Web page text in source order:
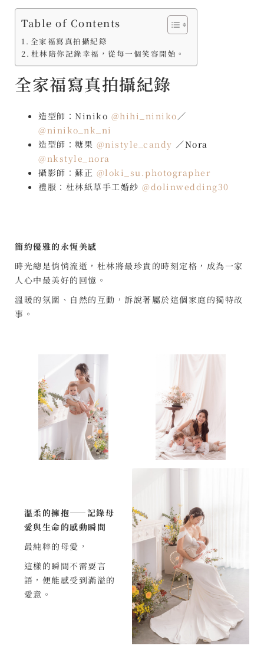
Table of Contents
全家福寫真拍攝紀錄
杜林陪你記錄幸福，從每一個笑容開始。
全家福寫真拍攝紀錄
造型師：Niniko @hihi_niniko／
@niniko_nk_ni
造型師：糖果 @nistyle_candy ／Nora
@nkstyle_nora
攝影師：蘇正 @loki_su.photographer
禮服：杜林紙草手工婚紗 @dolinwedding30
簡約優雅的永恆美感
時光總是悄悄流逝，杜林將最珍貴的時刻定格，成為一家
人心中最美好的回憶。
溫暖的氛圍、自然的互動，訴說著屬於這個家庭的獨特故
事。
溫柔的擁抱——記錄母
愛與生命的感動瞬間
最純粹的母愛，
這樣的瞬間不需要言
語，便能感受到滿溢的
愛意。